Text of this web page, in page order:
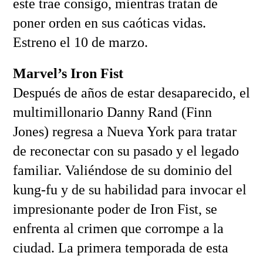
este trae consigo, mientras tratan de
poner orden en sus caóticas vidas.
Estreno el 10 de marzo.
Marvel’s Iron Fist
Después de años de estar desaparecido, el
multimillonario Danny Rand (Finn
Jones) regresa a Nueva York para tratar
de reconectar con su pasado y el legado
familiar. Valiéndose de su dominio del
kung-fu y de su habilidad para invocar el
impresionante poder de Iron Fist, se
enfrenta al crimen que corrompe a la
ciudad. La primera temporada de esta